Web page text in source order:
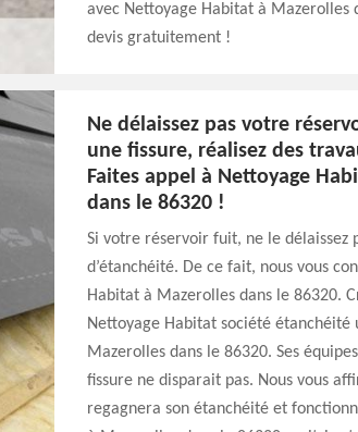
avec Nettoyage Habitat à
devis gratuitement !
Ne délaissez pas votre
une fissure, réalisez des
Faites appel à Nettoyage
dans le 86320 !
Si votre réservoir fuit, ne le délaissez
d’étanchéité. De ce fait, nous vous
Habitat à Mazerolles dans le 86320.
Nettoyage Habitat société étanchéité
Mazerolles dans le 86320. Ses
fissure ne disparait pas. Nous vous
regagnera son étanchéité et